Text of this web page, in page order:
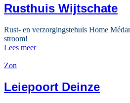
Rusthuis Wijtschate
Rust- en verzorgingstehuis Home
stroom!
Lees meer
Zon
Leiepoort Deinze